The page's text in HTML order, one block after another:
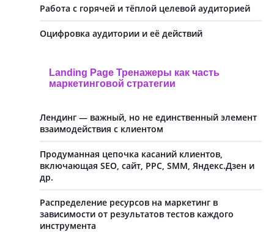
Работа с горячей и тёплой целевой аудиторией
Оцифровка аудитории и её действий
Landing Page Тренажеры как часть
маркетинговой стратегии
Лендинг — важный, но не единственный элемент
взаимодействия с клиентом
Продуманная цепочка касаний клиентов,
включающая SEO, сайт, PPC, SMM, Яндекс.Дзен и
др.
Распределение ресурсов на маркетинг в
зависимости от результатов тестов каждого
инструмента